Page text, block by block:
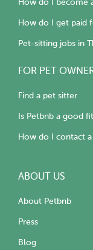
How do I become
How do I get paid
Pet-sitting jobs in
FOR PET
Find a pet sitter
Is Petbnb a good
How do I contact a
ABOUT US
About Petbnb
Press
Blog